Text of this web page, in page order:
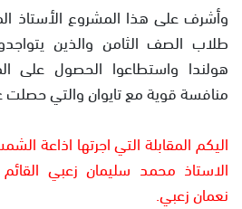
وأشرف على هذا المشروع الأستاذ
طلاب الصف الثامن والذين
هولندا واستطاعوا الحصول على
منافسة قوية مع تايوان والتي حصلت
اليكم المقابلة التي اجرتها اذاعة
الاستاذ محمد سليمان زعبي
نعمان زعبي.